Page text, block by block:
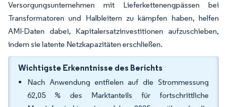
Versorgungsunternehmen mit Lieferkettenengpässen bei
Transformatoren und Halbleitern zu kämpfen haben, helfen
AMI-Daten dabei, Kapitalersatzinvestitionen aufzuschieben,
indem sie latente Netzkapazitäten erschließen.
Wichtigste Erkenntnisse des Berichts
Nach Anwendung entfielen auf die Strommessung
62,05 % des Marktanteils für fortschrittliche